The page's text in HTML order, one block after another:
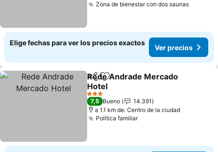
Zona de bienestar con dos saunas
Elige fechas para ver los precios exactos
Ver precios
CompartirAgregar a favoritos
Rede Andrade Mercado
Hotel
3 Estrellas
7,5 Bueno
14.391
a 1.1 km de: Centro de la ciudad
Política familiar